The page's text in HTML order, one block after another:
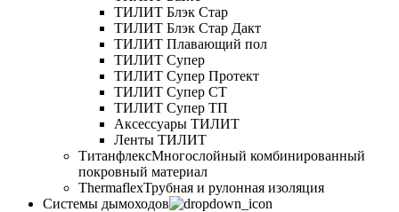
ТИЛИТ Блэк Стар
ТИЛИТ Блэк Стар Дакт
ТИЛИТ Плавающий пол
ТИЛИТ Супер
ТИЛИТ Супер Протект
ТИЛИТ Супер СТ
ТИЛИТ Супер ТП
Аксессуары ТИЛИТ
Ленты ТИЛИТ
ТитанфлексМногослойный комбинированный
покровный материал
ThermaflexТрубная и рулонная изоляция
Cистемы дымоходов